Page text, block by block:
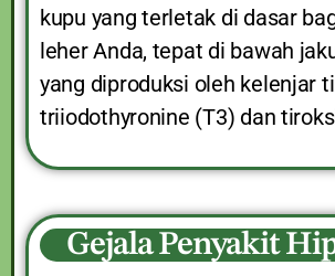
kupu yang terletak di dasar
leher Anda, tepat di bawah
yang diproduksi oleh kelenjar
triiodothyronine (T3) dan
Gejala Penyakit